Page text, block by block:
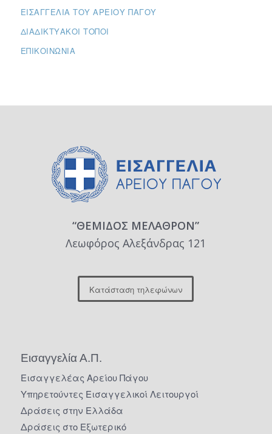
ΕΙΣΑΓΓΕΛΊΑ ΤΟΥ ΑΡΕΊΟΥ ΠΆΓΟΥ
ΔΙΑΔΙΚΤΥΑΚΟΊ ΤΌΠΟΙ
ΕΠΙΚΟΙΝΩΝΊΑ
“ΘΕΜΙΔΟΣ ΜΕΛΑΘΡΟΝ”
Λεωφόρος Αλεξάνδρας 121
Κατάσταση τηλεφώνων
Εισαγγελία Α.Π.
Εισαγγελέας Αρείου Πάγου
Υπηρετούντες Εισαγγελικοί Λειτουργοί
Δράσεις στην Ελλάδα
Δράσεις στο Εξωτερικό